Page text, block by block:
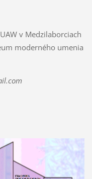
v Medzilaborciach
moderného umenia